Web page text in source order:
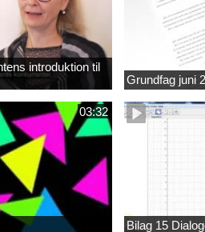
introduktion til
Grundfag juni
03:32
Bilag 15